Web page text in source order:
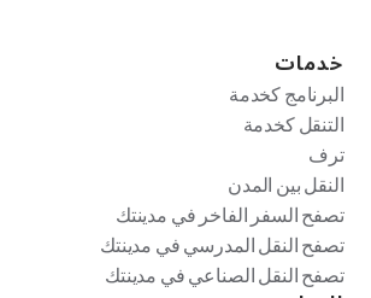
خدمات
البرنامج كخدمة
التنقل كخدمة
ترف
النقل بين المدن
تصفح السفر الفاخر في مدينتك
تصفح النقل المدرسي في مدينتك
تصفح النقل الصناعي في مدينتك